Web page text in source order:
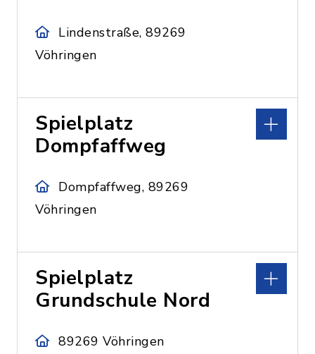
Lindenstraße, 89269
Vöhringen
Spielplatz
Dompfaffweg
Dompfaffweg, 89269
Vöhringen
Spielplatz
Grundschule Nord
89269 Vöhringen